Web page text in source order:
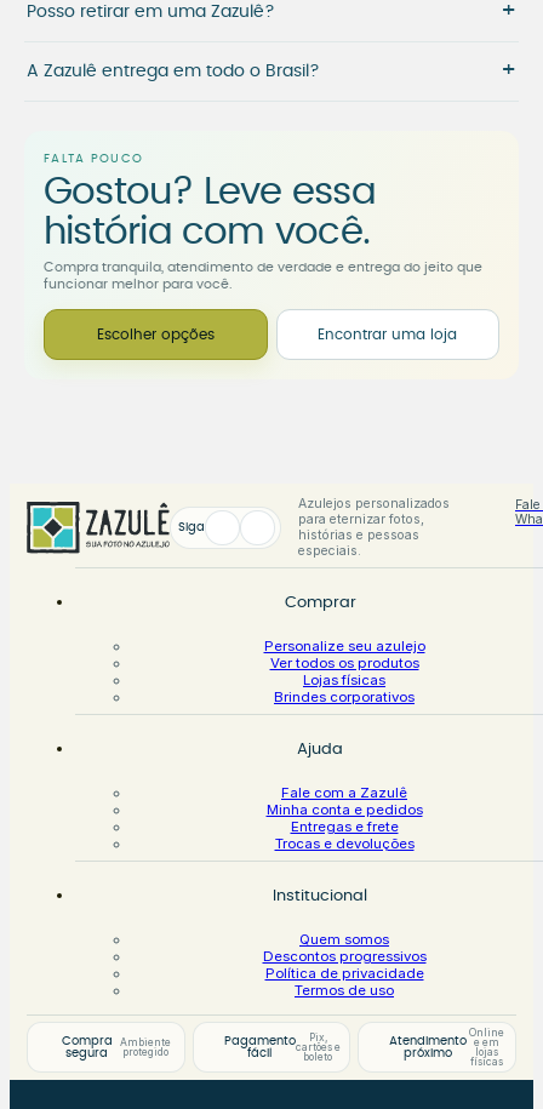
Posso retirar em uma Zazulê? +
A Zazulê entrega em todo o Brasil? +
FALTA POUCO
Gostou? Leve essa
história com você.
Compra tranquila, atendimento de verdade e entrega do jeito que
funcionar melhor para você.
Escolher opções Encontrar uma loja
Siga
Azulejos personalizados
para eternizar fotos,
histórias e pessoas
especiais.
Comprar
Personalize seu azulejo
Ver todos os produtos
Lojas físicas
Brindes corporativos
Ajuda
Fale com a Zazulê
Minha conta e pedidos
Entregas e frete
Trocas e devoluções
Institucional
Quem somos
Descontos progressivos
Política de privacidade
Termos de uso
Compra
segura
Ambiente
protegido
Pagamento
fácil
Pix,
cartões e
boleto
Atendimento
próximo
Online
e em
lojas
físicas